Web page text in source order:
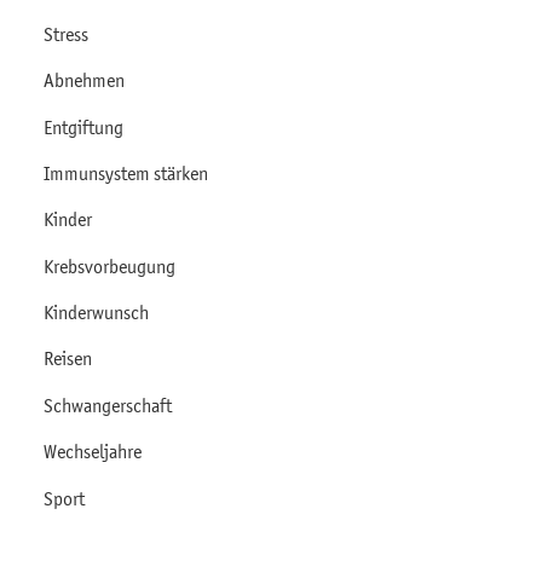
Stress
Abnehmen
Entgiftung
Immunsystem stärken
Kinder
Krebsvorbeugung
Kinderwunsch
Reisen
Schwangerschaft
Wechseljahre
Sport